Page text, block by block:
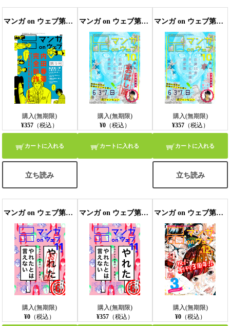
マンガ on ウェブ第9号
購入(無期限)
¥357 （税込）
カートに入れる
立ち読み
マンガ on ウェブ第10号 無料お試し版
購入(無期限)
¥0（税込）
カートに入れる
マンガ on ウェブ第10号
購入(無期限)
¥357（税込）
カートに入れる
立ち読み
マンガ on ウェブ第11号 無料お試し版
購入(無期限)
¥0 （税込）
マンガ on ウェブ第11号
購入(無期限)
¥357（税込）
マンガ on ウェブ第12号 無料お試し版
購入(無期限)
¥0（税込）